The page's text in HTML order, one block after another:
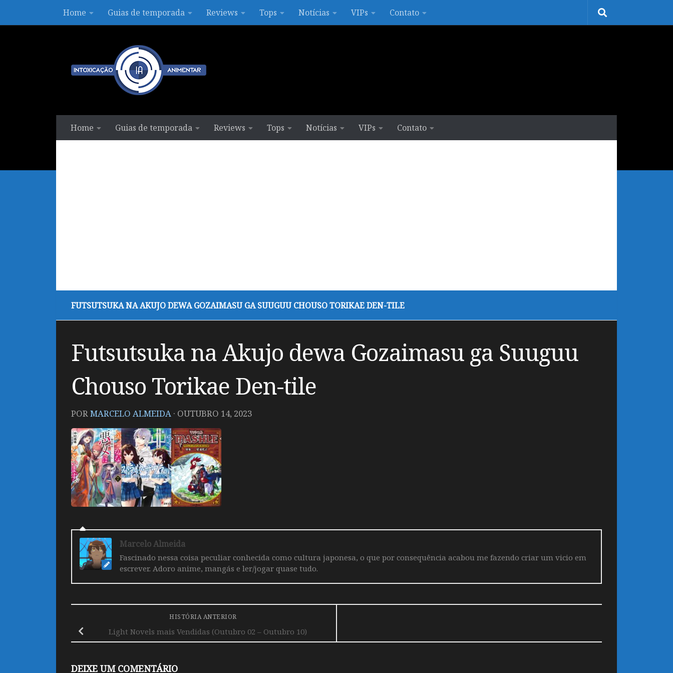
Skip to contentHome Guias de temporada Reviews Tops Notícias VIPs Contato
Home Guias de temporada Reviews Tops Notícias VIPs Contato
FUTSUTSUKA NA AKUJO DEWA GOZAIMASU GA SUUGUU CHOUSO TORIKAE DEN-TILE
Futsutsuka na Akujo dewa Gozaimasu ga Suuguu
Chouso Torikae Den-tile
PORMARCELO ALMEIDA · OUTUBRO 14, 2023
Marcelo Almeida
Fascinado nessa coisa peculiar conhecida como cultura japonesa, o que por consequência acabou me fazendo criar um vicio em
escrever. Adoro anime, mangás e ler/jogar quase tudo.
HISTÓRIA ANTERIOR
Light Novels mais Vendidas (Outubro 02 – Outubro 10)
DEIXE UM COMENTÁRIO